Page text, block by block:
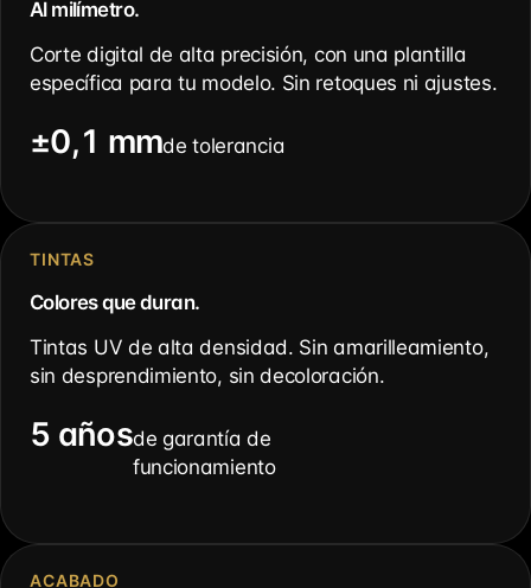
Al milímetro.
Corte digital de alta precisión, con una plantilla
específica para tu modelo. Sin retoques ni ajustes.
±0,1 mmde tolerancia
TINTAS
Colores que duran.
Tintas UV de alta densidad. Sin amarilleamiento,
sin desprendimiento, sin decoloración.
5 añosde garantía de
funcionamiento
ACABADO